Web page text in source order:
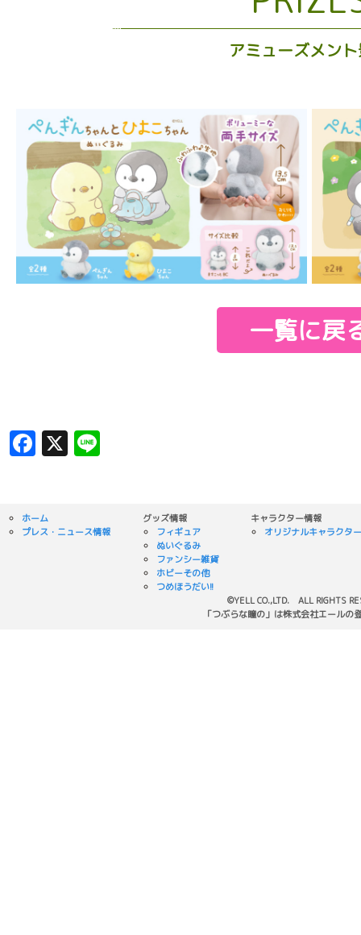
アミューズメン
一覧に戻
Facebook
X Line
ホーム
プレス・ニュース情報
グッズ情報
フィギュア
ぬいぐるみ
ファンシー雑貨
ホビーその他
つめほうだい!!
キャラクター情報
オリジナルキャラクター
©YELL CO.,LTD. ALL RIGHTS
「つぶらな瞳の」は株式会社エールの